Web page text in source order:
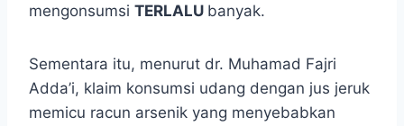
mengonsumsi TERLALU banyak.
Sementara itu, menurut dr. Muhamad Fajri
Adda’i, klaim konsumsi udang dengan jus jeruk
memicu racun arsenik yang menyebabkan